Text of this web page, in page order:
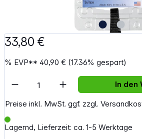
33,80 €
% EVP**40,90 € (17.36% gespart)
Preise inkl. MwSt. ggf. zzgl.
Lagernd, Lieferzeit: ca. 1-5 Werktage
Artikel Anzahl: Gib denIn den